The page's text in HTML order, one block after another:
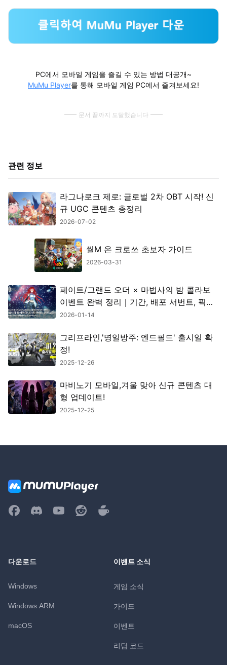
PC에서 모바일 게임을 즐길 수 있는 방법 대공개~
MuMu Player를 통해 모바일 게임 PC에서 즐겨보세요!
문서 끝까지 도달했습니다
관련 정보
라그나로크 제로: 글로벌 2차 OBT 시작! 신
규 UGC 콘텐츠 총정리
2026-07-02
씰M 온 크로쓰 초보자 가이드
2026-03-31
페이트/그랜드 오더 × 마법사의 밤 콜라보
이벤트 완벽 정리｜기간, 배포 서번트, 픽업
정보 총정리
2026-01-14
그리프라인,'명일방주: 엔드필드' 출시일 확
정!
2025-12-26
마비노기 모바일,겨울 맞아 신규 콘텐츠 대
형 업데이트!
2025-12-25
다운로드
Windows
Windows ARM
macOS
이벤트 소식
게임 소식
가이드
이벤트
리딤 코드